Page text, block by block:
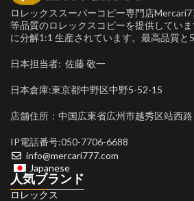
ロレックススーパーコピー専門店
等品質のロレックスコピーを提供してい
に分解1:1 生産されています。最高品質と5
日本担当者: 佐藤 敬一
日本倉庫:東京都中野区中野5-52-15
店舗住所：中国広東省広州市越秀区站西
IP電話番号:050-7706-6688
info@mercari777.com
Japanese
人気ブランド
ロレックス